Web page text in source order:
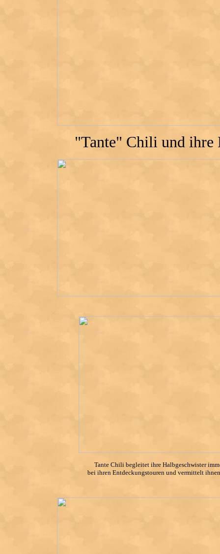
"Tante" Chili und ihre
Tante Chili begleitet ihre Halbgeschwister
bei ihren Entdeckungstouren und vermittelt